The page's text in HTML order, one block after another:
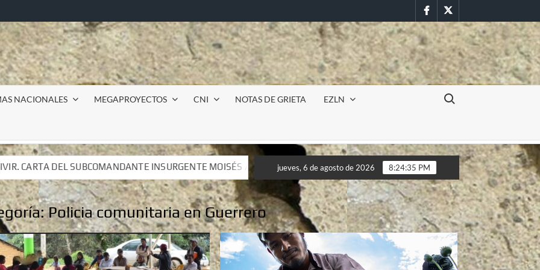
FacebookTwitter
NACIONALES MEGAPROYECTOS CNI NOTAS DE GRIETA EZLN
Buscar:
INSURGENTE MOISÉS A LUIS DE TAVIRA
Incursión militar en la UAEM (Morelos) durante paro estudiantil por
INSURGENTE MOISÉS A LUIS DE TAVIRA
Incursión militar en la UAEM (Morelos) durante paro estudiantil por
jueves, 6 de agosto de 2026 8:24:37 PM
Policia comunitaria en Guerrero